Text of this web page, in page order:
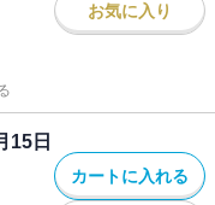
お気に入り
15日
カートに入れる